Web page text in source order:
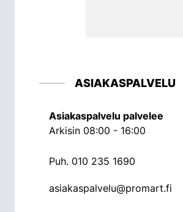
ASIAKASPALVELU
Asiakaspalvelu palvelee
Arkisin 08:00 - 16:00
Puh. 010 235 1690
asiakaspalvelu@promart.fi